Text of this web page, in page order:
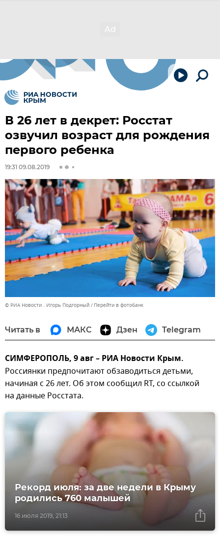
В 26 лет в декрет: Росстат
озвучил возраст для рождения
первого ребенка
19:31 09.08.2019
© РИА Новости . Игорь Подгорный Перейти в фотобанк
Читать в МАКС Дзен Telegram
СИМФЕРОПОЛЬ, 9 авг – РИА Новости Крым.
Россиянки предпочитают обзаводиться детьми,
начиная с 26 лет. Об этом сообщил RT, со ссылкой
на данные Росстата.
16 июля 2019, 21:13
Рекорд июля: за две недели в Крыму
родились 760 малышей